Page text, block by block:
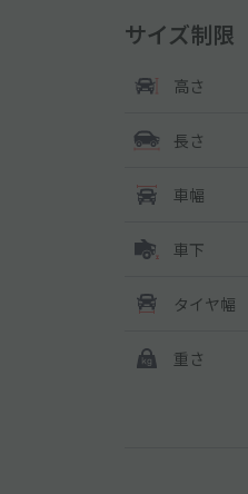
サイズ制限
高さ
長さ
車幅
車下
タイヤ幅
重さ